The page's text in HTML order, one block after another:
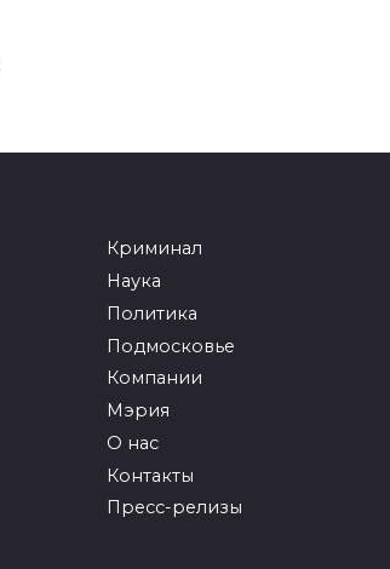
Криминал
Наука
Политика
Подмосковье
Компании
Мэрия
О нас
Контакты
Пресс-релизы